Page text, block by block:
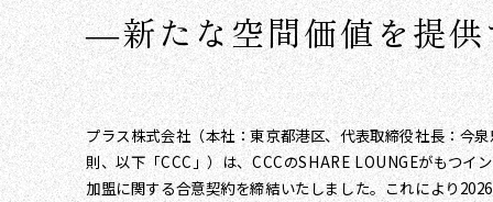
―新たな空間価値を提
プラス株式会社（本社：東京都港区、代表取締役社長：今
則、以下「CCC」）は、CCCのSHARE LOUNGEがもつイ
加盟に関する合意契約を締結いたしました。これにより